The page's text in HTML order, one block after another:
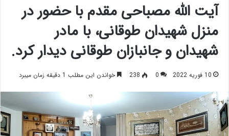
آیت الله مصباحی مقدم با حضور در
منزل شهیدان طوقانی، با مادر
شهیدان و جانبازان طوقانی دیدار کرد.
10 فوریه 2022 0
238 خواندن این مطلب 1 دقیقه زمان میبرد